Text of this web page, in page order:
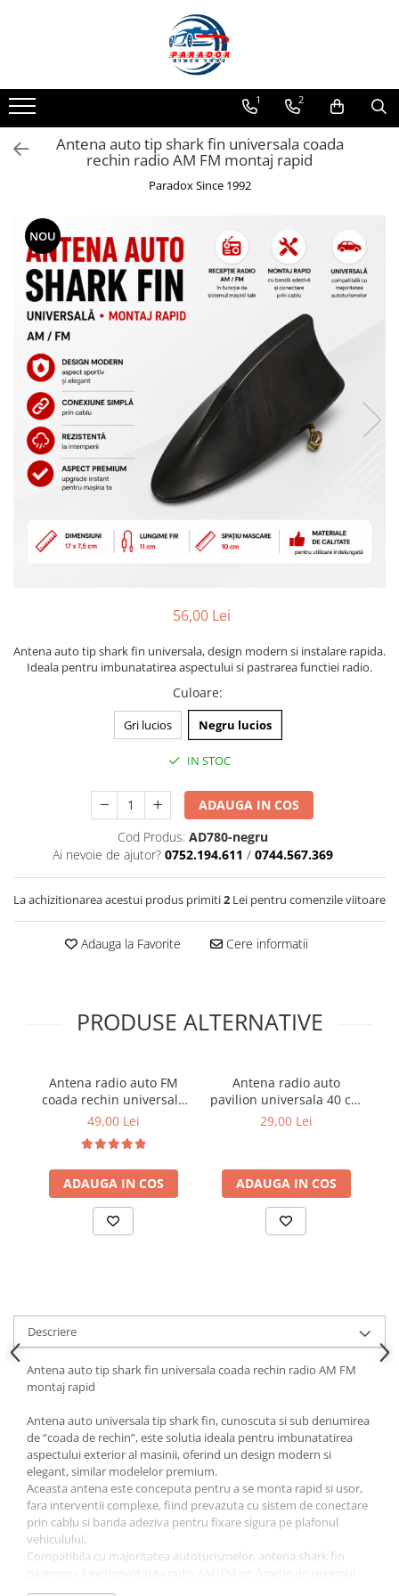
ACCESORII AUTO
Abtibild / Sticker Auto
Baby on Board
Diverse modele
RO; EU
Semn incepator
Accesorii Camping
Accesorii Curatare Auto
Accesorii Sezon Rece
Accesorii Siguranta Auto
Banda Reflectorizanta
Bare Portbagaj
Brelocuri Auto Metalice Chei
Capace Prezoane
Carcase Chei Auto
Carcasa cheie Bmw
Carcasa cheie Dacia
Carcasa Cheie Mercedes Benz
Carcasa Cheie Opel
Carcasa Cheie Renault
Carcasa Cheie Skoda
Carcasa Cheie Volkswagen
Huse Volan cu Ac si Ata
Huse Volan din Piele Ecologica
Huse Volan din Piele Ecologica cu
Nuca Volan
Oglinda Retrovizoare
Ornamente Auto
Ornamente Pedale Auto
Ornamente Schimbator Viteza
Ornamente Toba Auto
Scrumiere Auto
Stergatoare Parbriz
Suport Auto Ochelari
Suporti Pahar Auto
Suporti Telefon Auto
Tetiera Auto
COVORASE AUTO
Covorase AUDI
1 2
Antena auto tip shark fin universala coada
rechin radio AM FM montaj rapid
Paradox Since 1992
NOU
56,00 Lei
Antena auto tip shark fin universala, design modern si instalare rapida.
Ideala pentru imbunatatirea aspectului si pastrarea functiei radio.
Culoare:
Gri lucios Negru lucios
IN STOC
ADAUGA IN COS
Cod Produs: AD780-negru
Ai nevoie de ajutor? 0752.194.611 / 0744.567.369
La achizitionarea acestui produs primiti2 Lei pentru comenzile viitoare
Adauga la Favorite Cere informatii
PRODUSE ALTERNATIVE
Antena radio auto FM
coada rechin universala
gri
49,00 Lei
ADAUGA IN COS
Antena radio auto
pavilion universala 40 cm
12V
29,00 Lei
ADAUGA IN COS
Descriere
Antena auto tip shark fin universala coada rechin radio AM FM
montaj rapid
Antena auto universala tip shark fin, cunoscuta si sub denumirea
de “coada de rechin”, este solutia ideala pentru imbunatatirea
aspectului exterior al masinii, oferind un design modern si
elegant, similar modelelor premium.
Aceasta antena este conceputa pentru a se monta rapid si usor,
fara interventii complexe, fiind prevazuta cu sistem de conectare
prin cablu si banda adeziva pentru fixare sigura pe plafonul
vehiculului.
Compatibila cu majoritatea autoturismelor, antena shark fin
masinii), fiind o alternativa estetica la antenele clasice.